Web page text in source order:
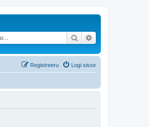
Otsi
Logi sisse
Registreeru